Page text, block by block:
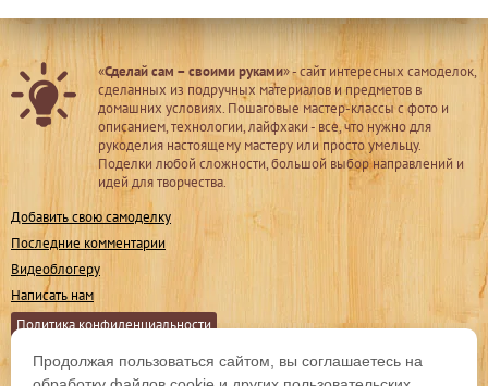
«Сделай сам – своими руками» - сайт интересных самоделок,
сделанных из подручных материалов и предметов в
домашних условиях. Пошаговые мастер-классы с фото и
описанием, технологии, лайфхаки - все, что нужно для
рукоделия настоящему мастеру или просто умельцу.
Поделки любой сложности, большой выбор направлений и
идей для творчества.
Добавить свою самоделку
Последние комментарии
Видеоблогеру
Написать нам
Политика конфиденциальности
Мы в соц. сетях
Продолжая пользоваться сайтом, вы соглашаетесь на